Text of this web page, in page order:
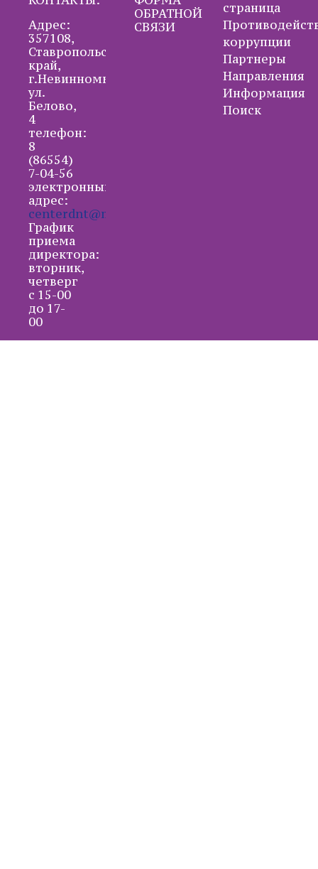
Адрес:
357108,
Ставропольский
край,
г.Невинномысск,
ул.
Белово,
4
телефон:
8
(86554)
7-04-56
электронный
адрес:
centerdnt@mail.ru
График
приема
директора:
вторник,
четверг
с 15-00
до 17-
00
ОБРАТНОЙ
СВЯЗИ
страница
коррупции
Партнеры
Направления
Информация
Поиск